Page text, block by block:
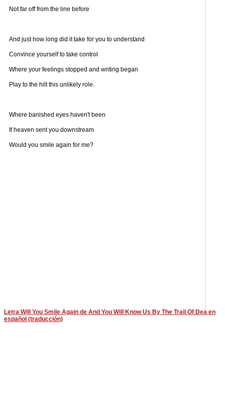
Not far off from the line before
And just how long did it take for you to understand
Convince yourself to take control
Where your feelings stopped and writing began
Play to the hilt this unlikely role.
Where banished eyes haven't been
If heaven sent you downstream
Would you smile again for me?
Letra Will You Smile Again de And You Will Know Us By The Trail Of Dea en
español (traducción)